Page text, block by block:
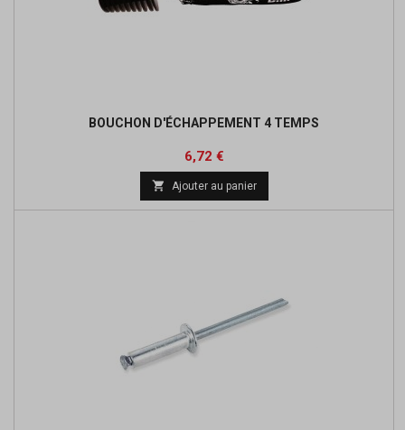
BOUCHON D'ÉCHAPPEMENT 4 TEMPS
Prix
6,72 €Prix
base
 Ajouter au panier